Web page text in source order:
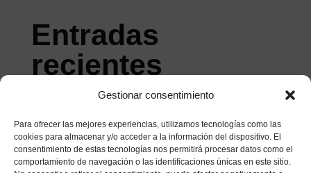
Gestionar consentimiento
Para ofrecer las mejores experiencias, utilizamos tecnologías como las
cookies para almacenar y/o acceder a la información del dispositivo. El
consentimiento de estas tecnologías nos permitirá procesar datos como el
comportamiento de navegación o las identificaciones únicas en este sitio.
Entradas
recientes
La Tríada de Beck: Qué es y Cómo Afecta a tu
Estilos de afrontamiento: ¿Cómo gestionas el
malestar?